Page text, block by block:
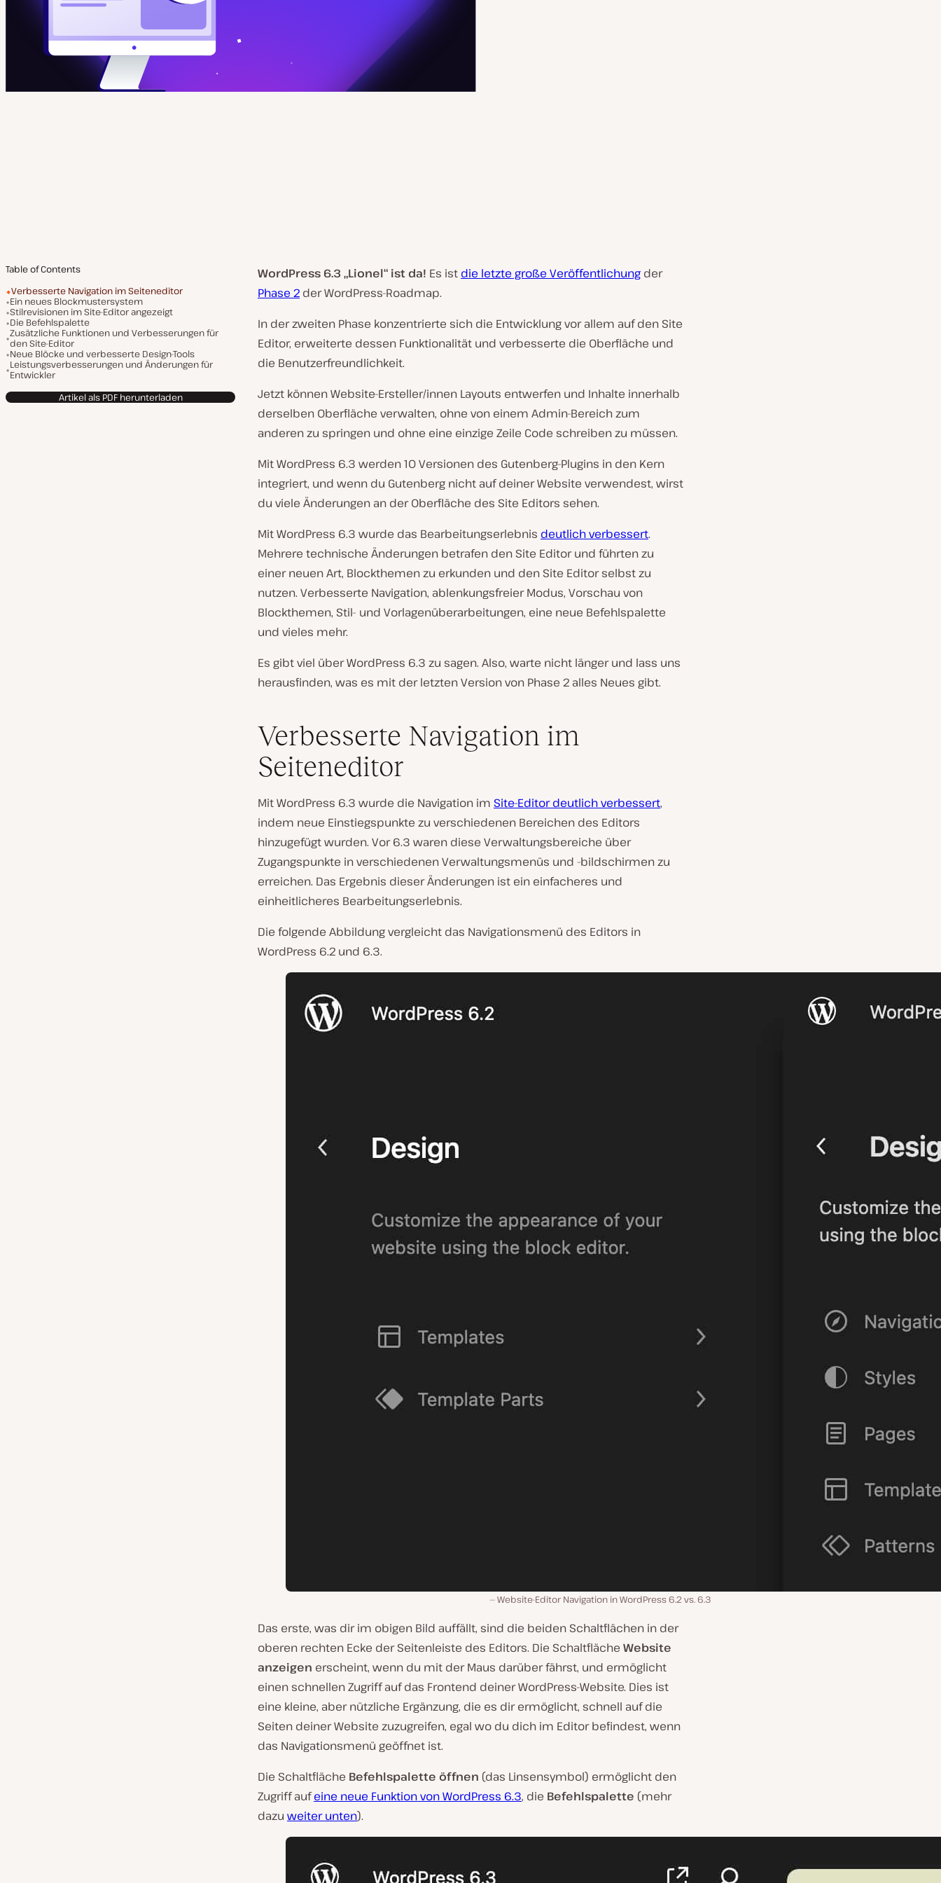
Table of Contents
Verbesserte Navigation im Seiteneditor
Ein neues Blockmustersystem
Stilrevisionen im Site-Editor angezeigt
Die Befehlspalette
Zusätzliche Funktionen und Verbesserungen für
den Site-Editor
Neue Blöcke und verbesserte Design-Tools
Leistungsverbesserungen und Änderungen für
Entwickler
Artikel als PDF herunterladen
WordPress 6.3 „Lionel“ ist da! Es ist die letzte große Veröffentlichung der
Phase 2 der WordPress-Roadmap.
In der zweiten Phase konzentrierte sich die Entwicklung vor allem auf den Site
Editor, erweiterte dessen Funktionalität und verbesserte die Oberfläche und
die Benutzerfreundlichkeit.
Jetzt können Website-Ersteller/innen Layouts entwerfen und Inhalte innerhalb
derselben Oberfläche verwalten, ohne von einem Admin-Bereich zum
anderen zu springen und ohne eine einzige Zeile Code schreiben zu müssen.
Mit WordPress 6.3 werden 10 Versionen des Gutenberg-Plugins in den Kern
integriert, und wenn du Gutenberg nicht auf deiner Website verwendest, wirst
du viele Änderungen an der Oberfläche des Site Editors sehen.
Mit WordPress 6.3 wurde das Bearbeitungserlebnis deutlich verbessert.
Mehrere technische Änderungen betrafen den Site Editor und führten zu
einer neuen Art, Blockthemen zu erkunden und den Site Editor selbst zu
nutzen. Verbesserte Navigation, ablenkungsfreier Modus, Vorschau von
Blockthemen, Stil- und Vorlagenüberarbeitungen, eine neue Befehlspalette
und vieles mehr.
Es gibt viel über WordPress 6.3 zu sagen. Also, warte nicht länger und lass uns
herausfinden, was es mit der letzten Version von Phase 2 alles Neues gibt.
Verbesserte Navigation im
Seiteneditor
Mit WordPress 6.3 wurde die Navigation im Site-Editor deutlich verbessert,
indem neue Einstiegspunkte zu verschiedenen Bereichen des Editors
hinzugefügt wurden. Vor 6.3 waren diese Verwaltungsbereiche über
Zugangspunkte in verschiedenen Verwaltungsmenüs und -bildschirmen zu
erreichen. Das Ergebnis dieser Änderungen ist ein einfacheres und
einheitlicheres Bearbeitungserlebnis.
Die folgende Abbildung vergleicht das Navigationsmenü des Editors in
WordPress 6.2 und 6.3.
Website-Editor Navigation in WordPress 6.2 vs. 6.3
Das erste, was dir im obigen Bild auffällt, sind die beiden Schaltflächen in der
oberen rechten Ecke der Seitenleiste des Editors. Die Schaltfläche Website
anzeigen erscheint, wenn du mit der Maus darüber fährst, und ermöglicht
einen schnellen Zugriff auf das Frontend deiner WordPress-Website. Dies ist
eine kleine, aber nützliche Ergänzung, die es dir ermöglicht, schnell auf die
Seiten deiner Website zuzugreifen, egal wo du dich im Editor befindest, wenn
das Navigationsmenü geöffnet ist.
Die Schaltfläche Befehlspalette öffnen (das Linsensymbol) ermöglicht den
Zugriff aufeine neue Funktion von WordPress 6.3, die Befehlspalette (mehr
dazu weiter unten).